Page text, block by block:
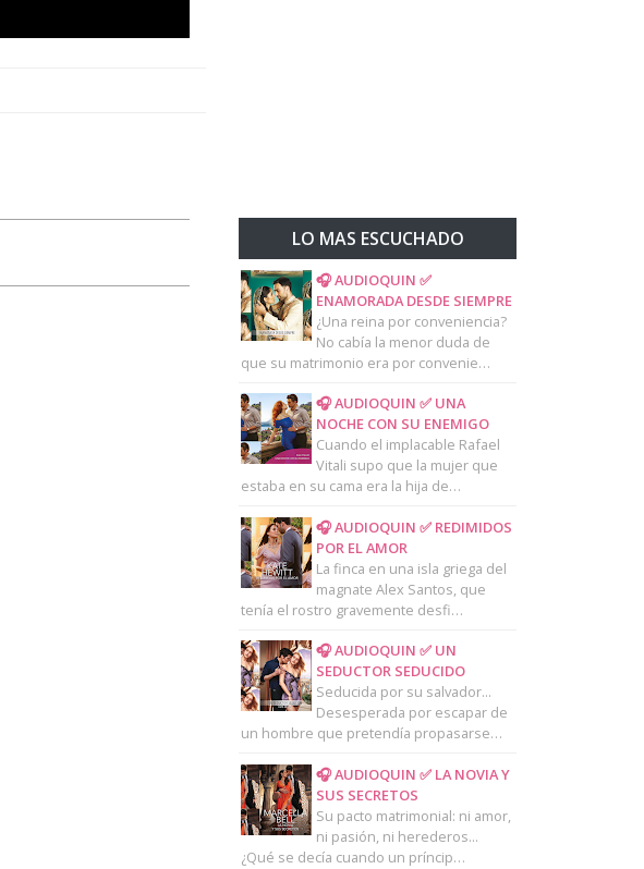
LO MAS ESCUCHADO
🎧 AUDIOQUIN ✅
ENAMORADA DESDE SIEMPRE
¿Una reina por conveniencia?
No cabía la menor duda de
que su matrimonio era por convenie…
🎧 AUDIOQUIN ✅ UNA
NOCHE CON SU ENEMIGO
Cuando el implacable Rafael
Vitali supo que la mujer que
estaba en su cama era la hija de…
🎧 AUDIOQUIN ✅ REDIMIDOS
POR EL AMOR
La finca en una isla griega del
magnate Alex Santos, que
tenía el rostro gravemente desfi…
🎧 AUDIOQUIN ✅ UN
SEDUCTOR SEDUCIDO
Seducida por su salvador...
Desesperada por escapar de
un hombre que pretendía propasarse…
🎧 AUDIOQUIN ✅ LA NOVIA Y
SUS SECRETOS
Su pacto matrimonial: ni amor,
ni pasión, ni herederos...
¿Qué se decía cuando un príncip…